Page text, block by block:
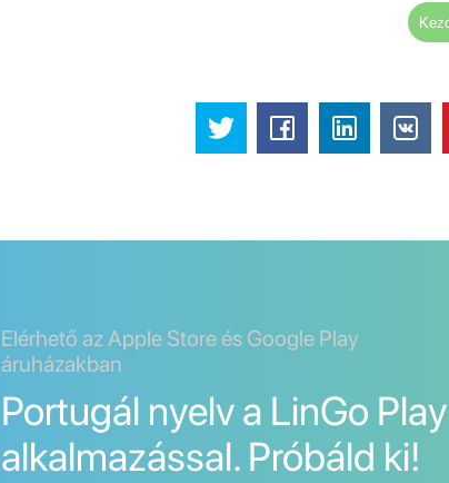
Elérhető az Apple Store és Google Play
áruházakban
Portugál nyelv a LinGo Play
alkalmazással. Próbáld ki!